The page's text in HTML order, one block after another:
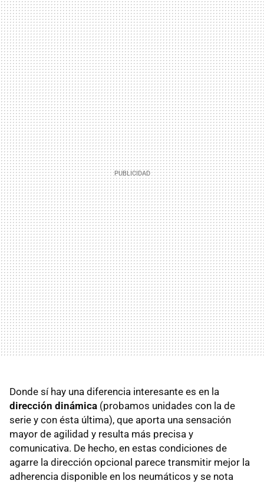
Donde sí hay una diferencia interesante es en la
dirección dinámica (probamos unidades con la de
serie y con ésta última), que aporta una sensación
mayor de agilidad y resulta más precisa y
comunicativa. De hecho, en estas condiciones de
agarre la dirección opcional parece transmitir mejor la
adherencia disponible en los neumáticos y se nota